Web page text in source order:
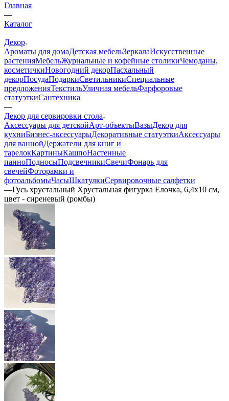
Главная
—
Каталог
—
Декор
Ароматы для домаДетская мебельЗеркалаИскусственные
растенияМебельЖурнальные и кофейные столикиЧемоданы,
косметичкиНовогодний декорПасхальный
декорПосудаПодаркиСветильникиСпециальные
предложенияТекстильУличная мебельФарфоровые
статуэткиСантехника
—
Декор для сервировки стола
Аксессуары для детскойАрт-объектыВазыДекор для
кухниБизнес-аксессуарыДекоративные статуэткиАксессуары
для ваннойДержатели для книг и
тарелокКартиныКашпоНастенные
панноПодносыПодсвечникиСвечиФонарь для
свечейФоторамки и
фотоальбомыЧасыШкатулкиСервировочные салфетки
—Гусь хрустальный Хрустальная фигурка Елочка, 6,4х10 см,
цвет - сиреневый (ромбы)